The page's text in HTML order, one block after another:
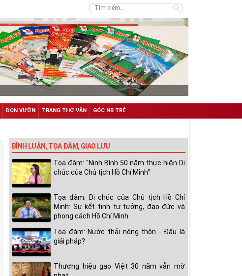
DỌN VƯỜN TRANG THƠ VĂN GÓC NB TRẺ
BÌNH LUẬN, TỌA ĐÀM, GIAO LƯU
Tọa đàm: "Ninh Bình 50 năm thực hiện Di
chúc của Chủ tịch Hồ Chí Minh"
Tọa đàm: Di chúc của Chủ tịch Hồ Chí
Minh: Sự kết tinh tư tưởng, đạo đức và
phong cách Hồ Chí Minh
Tọa đàm: Nước thải nông thôn - Đâu là
giải pháp?
Thương hiệu gạo Việt 30 năm vẫn mờ